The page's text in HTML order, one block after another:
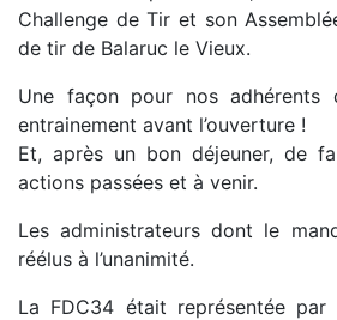
Challenge de Tir et son
de tir de Balaruc le Vieux.
Une façon pour nos adhérents
entrainement avant l’ouverture !
Et, après un bon déjeuner, de
actions passées et à venir.
Les administrateurs dont le
réélus à l’unanimité.
La FDC34 était représentée par